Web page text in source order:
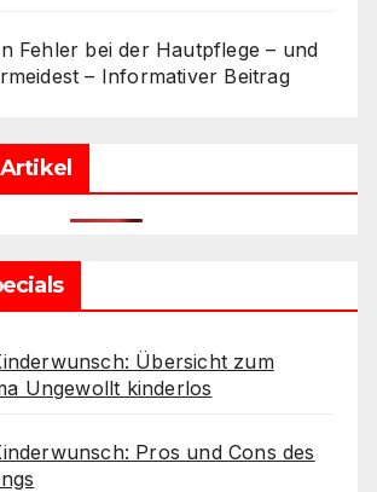
Fehler bei der Hautpflege – und
– Informativer Beitrag
Übersicht zum
Ungewollt kinderlos
Pros und Cons des